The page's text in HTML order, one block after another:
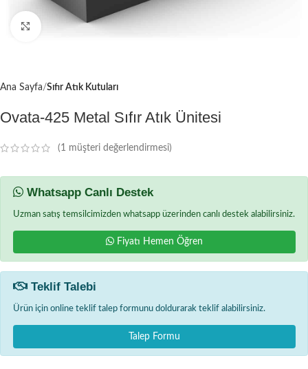
Büyütmek için tıklayın
Ana Sayfa Sıfır Atık Kutuları
Ovata-425 Metal Sıfır Atık Ünitesi
(1 müşteri değerlendirmesi)
Whatsapp Canlı Destek
Uzman satış temsilcimizden whatsapp üzerinden canlı destek alabilirsiniz.
Fiyatı Hemen Öğren
Teklif Talebi
Ürün için online teklif talep formunu doldurarak teklif alabilirsiniz.
Talep Formu